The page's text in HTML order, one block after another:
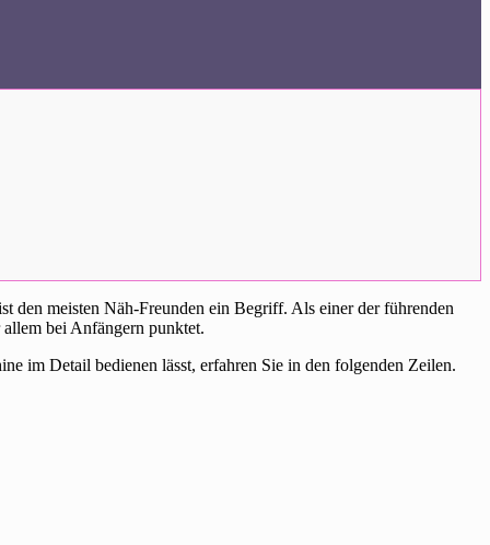
den meisten Näh-Freunden ein Begriff. Als einer der führenden
bei Anfängern punktet.
im Detail bedienen lässt, erfahren Sie in den folgenden Zeilen.